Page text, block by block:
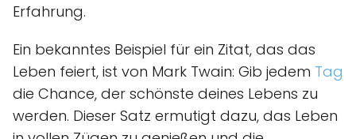
Erfahrung.
Ein bekanntes Beispiel für ein Zitat, das das
Leben feiert, ist von Mark Twain: Gib jedem Tag
die Chance, der schönste deines Lebens zu
werden. Dieser Satz ermutigt dazu, das Leben